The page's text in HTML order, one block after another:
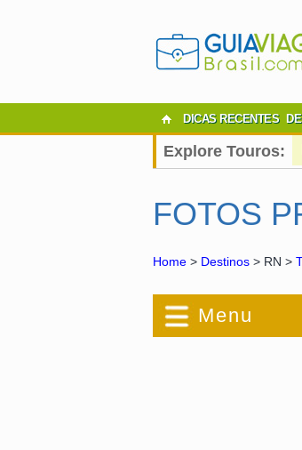
DICAS RECENTES
Explore Touros:
FOTOS
Home > Destinos > RN >
Menu